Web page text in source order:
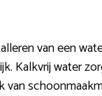
van een
Kalkvrij water